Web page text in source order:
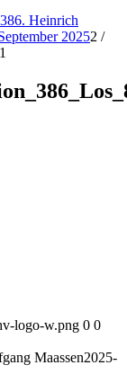
Heinrich
20252 /
logo-w.png 0 0
Maassen2025-